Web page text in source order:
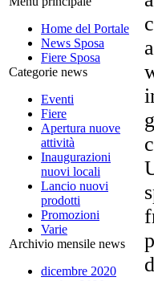
Home del Portale
News Sposa
Fiere Sposa
Categorie news
Eventi
Fiere
Apertura nuove
attività
Inaugurazioni
nuovi locali
Lancio nuovi
prodotti
Promozioni
Varie
Archivio mensile news
dicembre 2020